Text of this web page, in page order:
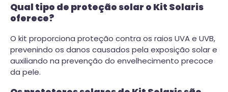
Qual tipo de proteção solar o Kit Solaris
oferece?
O kit proporciona proteção contra os raios UVA e UVB,
prevenindo os danos causados pela exposição solar e
auxiliando na prevenção do envelhecimento precoce
da pele.